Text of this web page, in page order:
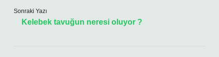
Sonraki Yazı
Kelebek tavuğun neresi oluyor ?